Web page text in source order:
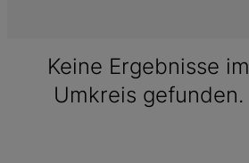
Keine Ergebnisse im
Umkreis gefunden.